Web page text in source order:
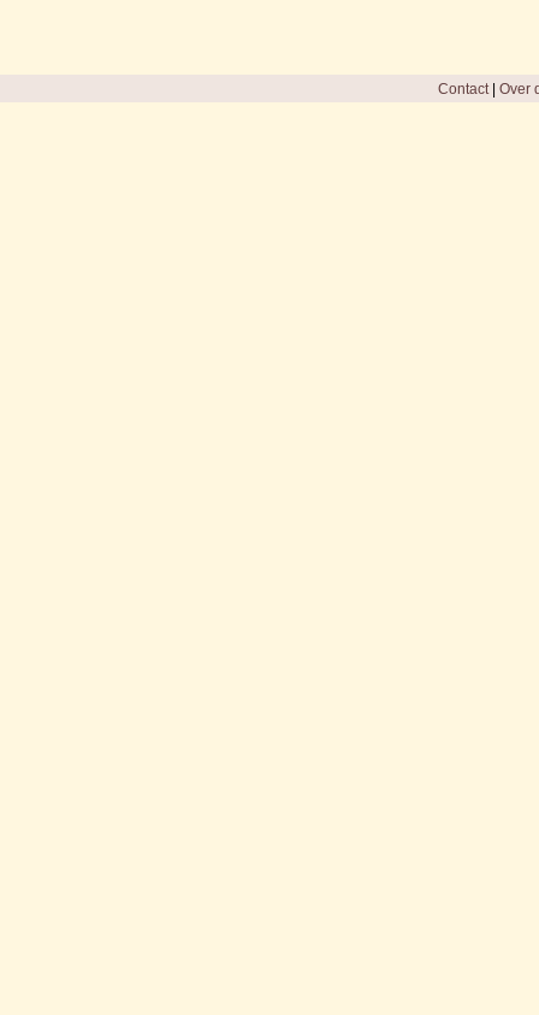
Contact| Over